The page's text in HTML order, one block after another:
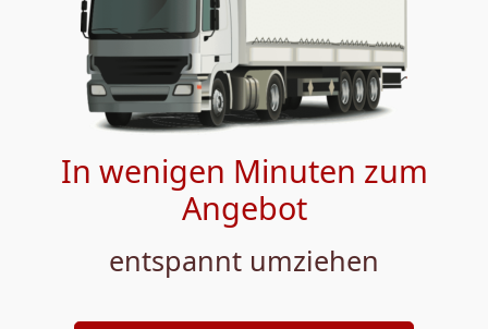
In wenigen Minuten zum
Angebot
entspannt umziehen